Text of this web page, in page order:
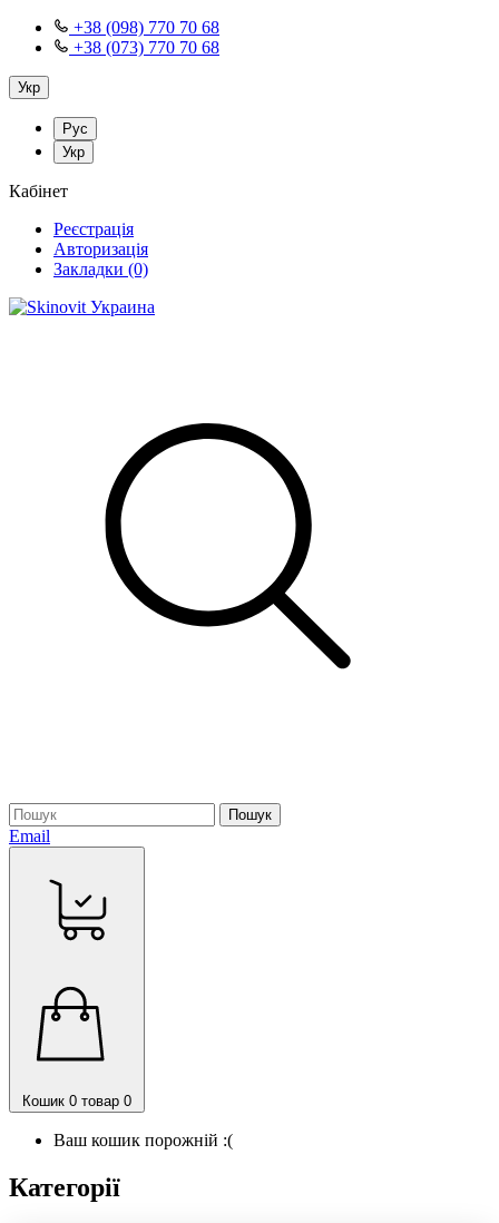
+38 (098) 770 70 68
+38 (073) 770 70 68
Укр
Рус
Укр
Кабінет
Реєстрація
Авторизація
Закладки (0)
Пошук
Email
Кошик 0 товар 0
Ваш кошик порожній :(
Категорії